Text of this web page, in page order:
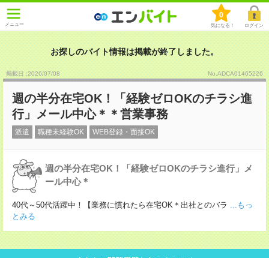
メニュー
0
気になる！ ログイン
お探しのバイト情報は掲載が終了しました。
掲載日 :2026/07/08 No.ADCA01465226
週の半分在宅OK！「経験ゼロOKのチラシ進
行」メール中心＊＊営業事務
派遣 職種未経験OK WEB登録・面接OK
週の半分在宅OK！「経験ゼロOKのチラシ進行」メ
ール中心＊
40代～50代活躍中！【業務に慣れたら在宅OK＊出社とのバラ ...もっ
とみる